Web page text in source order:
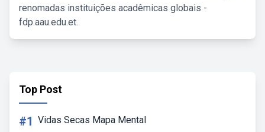
renomadas instituições acadêmicas globais -
fdp.aau.edu.et.
Top Post
#1 Vidas Secas Mapa Mental